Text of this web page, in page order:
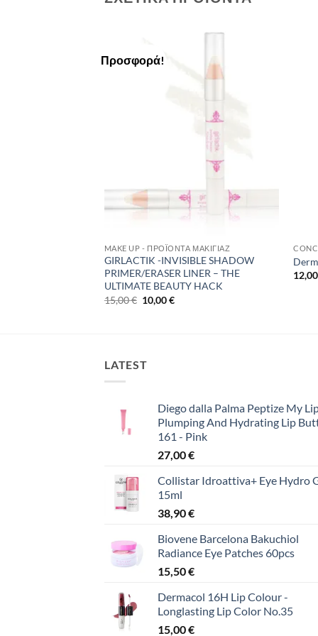
Προσφορά!
MAKE UP - ΠΡΟΪΌΝΤΑ ΜΑΚΙΓΙΆΖ
GIRLACTIK -INVISIBLE SHADOW
PRIMER/ERASER LINER – THE
ULTIMATE BEAUTY HACK
15,00€ Original
price
10,00€Η
LATEST
Diego dalla Palma Peptize My
Plumping And Hydrating Lip
161 - Pink
27,00€
Collistar Idroattiva+ Eye Hydro
15ml
38,90€
Biovene Barcelona Bakuchiol
Radiance Eye Patches 60pcs
15,50€
Dermacol 16H Lip Colour -
Longlasting Lip Color No.35
15,00€